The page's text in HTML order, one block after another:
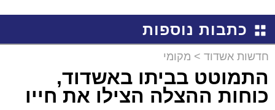
באשדוד
כתבות נוספות
חדשות אשדוד > מקומי
התמוטט בביתו באשדוד,
כוחות ההצלה הצילו את חייו